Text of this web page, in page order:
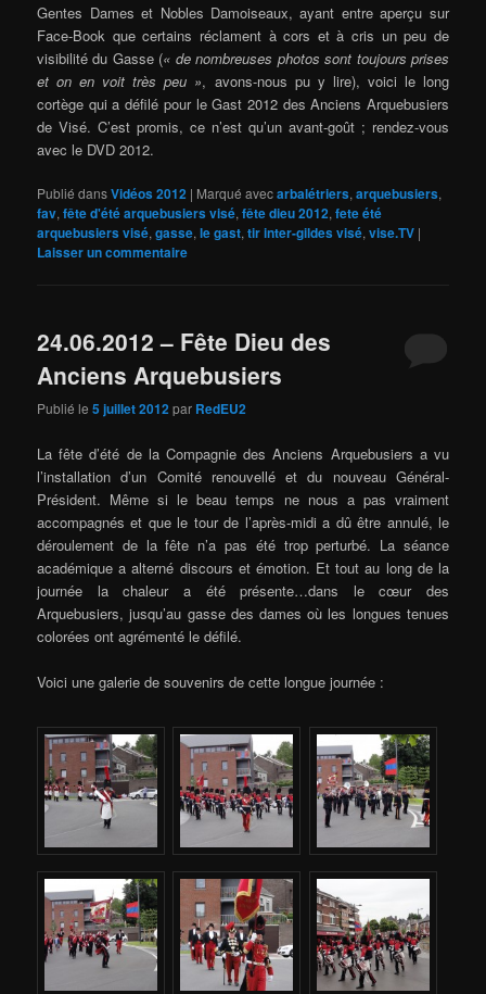
Gentes Dames et Nobles Damoiseaux, ayant entre aperçu sur
Face-Book que certains réclament à cors et à cris un peu de
visibilité du Gasse (« de nombreuses photos sont toujours prises
et on en voit très peu », avons-nous pu y lire), voici le long
cortège qui a défilé pour le Gast 2012 des Anciens Arquebusiers
de Visé. C’est promis, ce n’est qu’un avant-goût ; rendez-vous
avec le DVD 2012.
Publié dansVidéos 2012 | Marqué avecarbalétriers,arquebusiers,
fav,fête d'été arquebusiers visé,fête dieu 2012,fete été
arquebusiers visé,gasse,le gast,tir inter-gildes visé,vise.TV |
Laisser un commentaire
24.06.2012 – Fête Dieu des
Anciens Arquebusiers
Publié le5 juillet 2012par RedEU2
La fête d’été de la Compagnie des Anciens Arquebusiers a vu
l’installation d’un Comité renouvellé et du nouveau Général-
Président. Même si le beau temps ne nous a pas vraiment
accompagnés et que le tour de l’après-midi a dû être annulé, le
déroulement de la fête n’a pas été trop perturbé. La séance
académique a alterné discours et émotion. Et tout au long de la
journée la chaleur a été présente…dans le cœur des
Arquebusiers, jusqu’au gasse des dames où les longues tenues
colorées ont agrémenté le défilé.
Voici une galerie de souvenirs de cette longue journée :